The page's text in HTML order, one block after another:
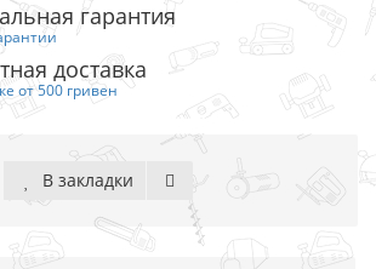
гарантия
доставка
от 500 гривен
В закладки